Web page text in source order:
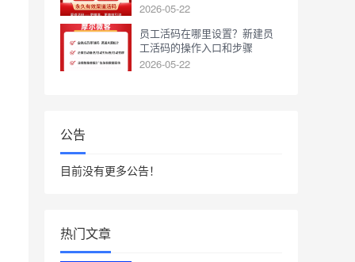
2026-05-22
员工活码在哪里设置？新建员
工活码的操作入口和步骤
2026-05-22
公告
目前没有更多公告！
热门文章